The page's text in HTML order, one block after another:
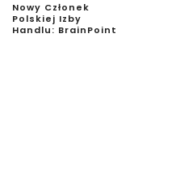
Nowy Członek
Polskiej Izby
Handlu: BrainPoint